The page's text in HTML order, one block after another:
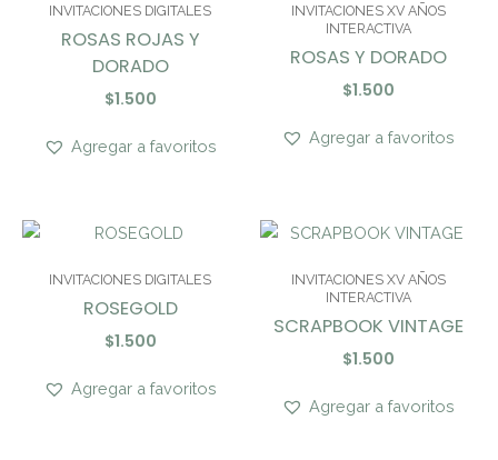
INVITACIONES DIGITALES
ROSAS ROJAS Y
DORADO
$1.500
Agregar a favoritos
INVITACIONES XV AÑOS
INTERACTIVA
ROSAS Y DORADO
$1.500
Agregar a favoritos
INVITACIONES DIGITALES
ROSEGOLD
$1.500
Agregar a favoritos
INVITACIONES XV AÑOS
INTERACTIVA
SCRAPBOOK VINTAGE
$1.500
Agregar a favoritos